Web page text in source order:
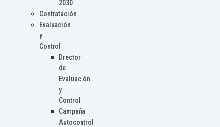
2030
Contratación
Evaluación
y
Control
Drector
de
Evaluación
y
Control
Campaña
Autocontrol